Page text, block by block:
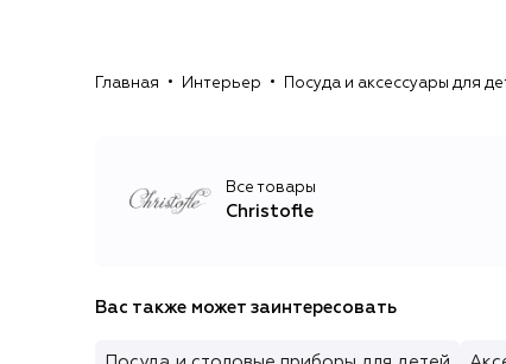
Главная Интерьер Посуда и аксессуары для
Все товары
Christofle
Вас также может заинтересовать